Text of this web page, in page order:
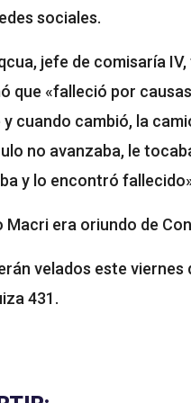
sociales.
jefe de comisaría
que «falleció por
y cuando cambió, la
no avanzaba, le
y lo encontró
Macri era oriundo de
velados este viernes
431.